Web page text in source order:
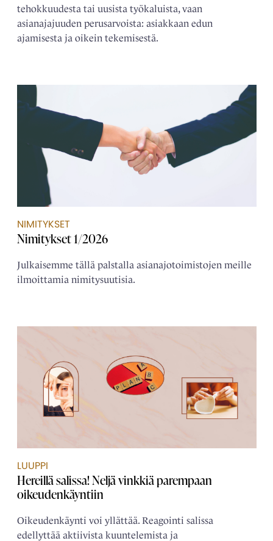
tehokkuudesta tai uusista työkaluista, vaan
asianajajuuden perusarvoista: asiakkaan edun
ajamisesta ja oikein tekemisestä.
NIMITYKSET
Nimitykset 1/2026
Julkaisemme tällä palstalla asianajotoimistojen meille
ilmoittamia nimitysuutisia.
LUUPPI
Hereillä salissa! Neljä vinkkiä parempaan
oikeudenkäyntiin
Oikeudenkäynti voi yllättää. Reagointi salissa
edellyttää aktiivista kuuntelemista ja